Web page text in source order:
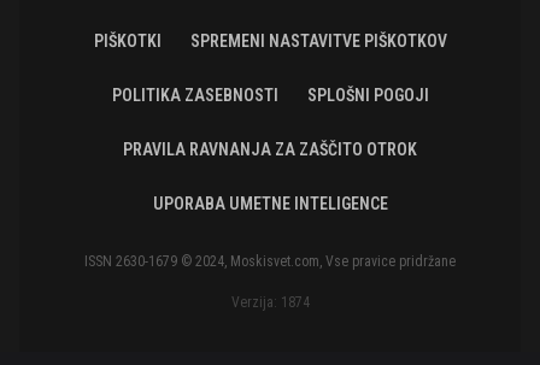
PIŠKOTKI SPREMENI NASTAVITVE PIŠKOTKOV
POLITIKA ZASEBNOSTI SPLOŠNI POGOJI
PRAVILA RAVNANJA ZA ZAŠČITO OTROK
UPORABA UMETNE INTELIGENCE
ISSN 2630-1679 © 2024, Moskisvet.com, Vse pravice pridržane
Verzija: 1874